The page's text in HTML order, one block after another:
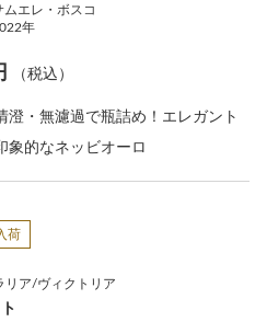
ムエレ・ボスコ
年
（税込）
澄・無濾過で瓶詰め！エレガント
象的なネッビオーロ
荷
リア/ヴィクトリア